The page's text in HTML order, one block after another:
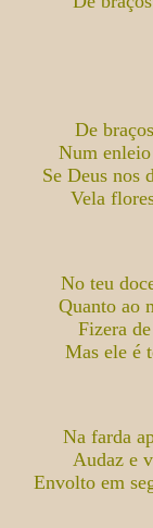
De
Num
Se Deus nos
Vela
No teu
Quanto ao
Fizera
Mas ele é
Na farda
Audaz e
Envolto em